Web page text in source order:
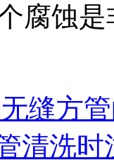
腐蚀
缝方
清洗时